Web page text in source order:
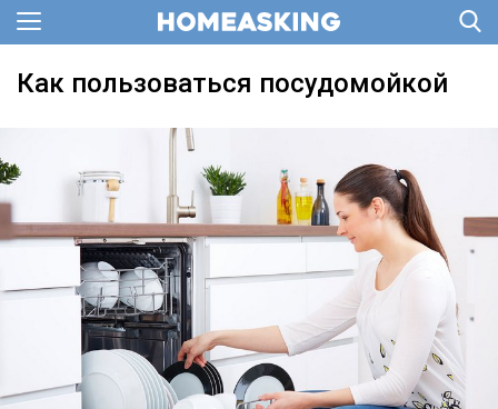
Как пользоваться посудомойкой